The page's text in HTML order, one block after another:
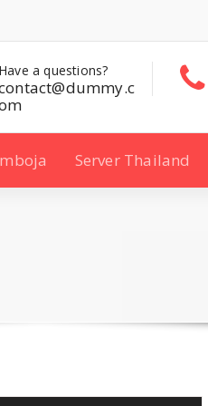
Contact Sales
00 322
Server Thailand